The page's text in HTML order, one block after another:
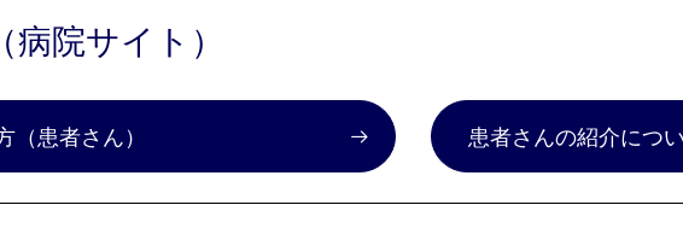
病院サイト）
（患者さん） 患者さんの紹介につ